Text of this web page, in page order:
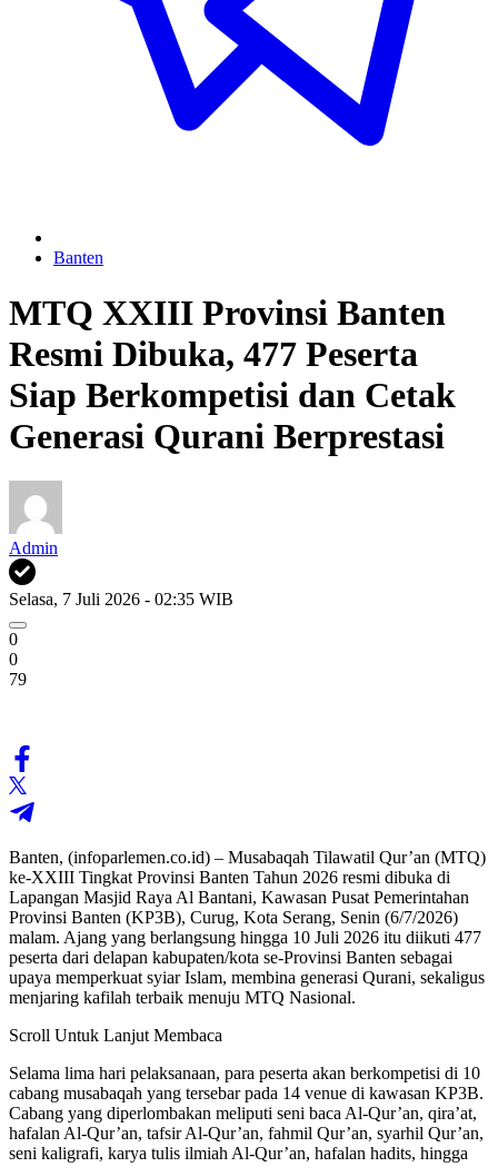
Banten
MTQ XXIII Provinsi Banten
Resmi Dibuka, 477 Peserta
Siap Berkompetisi dan Cetak
Generasi Qurani Berprestasi
Admin
Selasa, 7 Juli 2026 - 02:35 WIB
0
0
79
Banten, (infoparlemen.co.id) – Musabaqah Tilawatil Qur’an (MTQ)
ke-XXIII Tingkat Provinsi Banten Tahun 2026 resmi dibuka di
Lapangan Masjid Raya Al Bantani, Kawasan Pusat Pemerintahan
Provinsi Banten (KP3B), Curug, Kota Serang, Senin (6/7/2026)
malam. Ajang yang berlangsung hingga 10 Juli 2026 itu diikuti 477
peserta dari delapan kabupaten/kota se-Provinsi Banten sebagai
upaya memperkuat syiar Islam, membina generasi Qurani, sekaligus
menjaring kafilah terbaik menuju MTQ Nasional.
Scroll Untuk Lanjut Membaca
Selama lima hari pelaksanaan, para peserta akan berkompetisi di 10
cabang musabaqah yang tersebar pada 14 venue di kawasan KP3B.
Cabang yang diperlombakan meliputi seni baca Al-Qur’an, qira’at,
hafalan Al-Qur’an, tafsir Al-Qur’an, fahmil Qur’an, syarhil Qur’an,
seni kaligrafi, karya tulis ilmiah Al-Qur’an, hafalan hadits, hingga